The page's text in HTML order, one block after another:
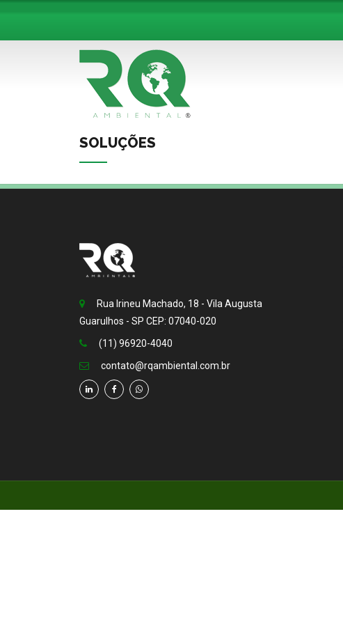
SOLUÇÕES
Rua Irineu Machado, 18 - Vila Augusta
Guarulhos - SP CEP: 07040-020
(11) 96920-4040
contato@rqambiental.com.br